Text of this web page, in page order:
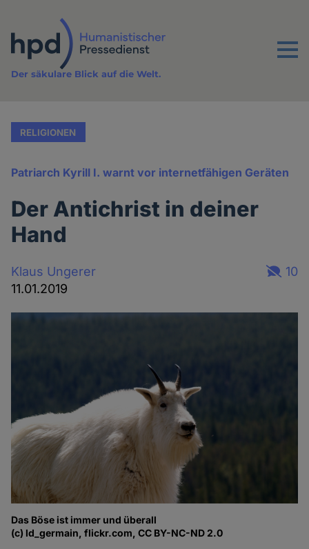
Inhalt
Menu
Der säkulare Blick auf die Welt.
RELIGIONEN
Patriarch Kyrill I. warnt vor internetfähigen Geräten
Der Antichrist in deiner
Hand
Klaus Ungerer
11.01.2019
10
Das Böse ist immer und überall
(c) ld_germain, flickr.com, CC BY-NC-ND 2.0